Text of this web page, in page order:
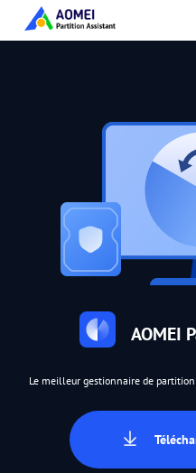
AOMEI
Le meilleur gestionnaire de